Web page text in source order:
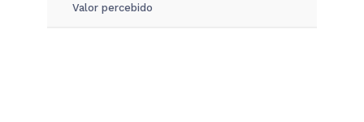
Valor percebido